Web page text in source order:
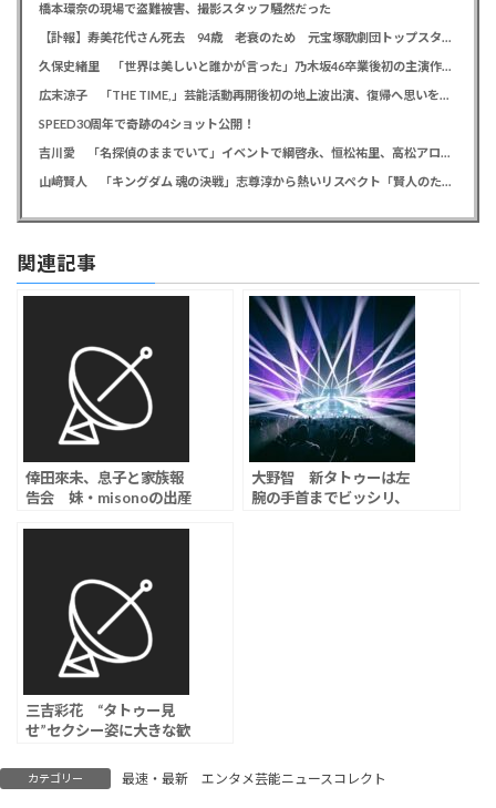
橋本環奈の現場で盗難被害、撮影スタッフ騒然だった
【訃報】寿美花代さん死去 94歳 老衰のため 元宝塚歌劇団トップスター、夫は高島忠夫さん、息子は高嶋政宏・政伸
久保史緒里 「世界は美しいと誰かが言った」乃木坂46卒業後初の主演作で母親役に「すごく貴重な経験をさせていただいた」
広末涼子 「THE TIME,」芸能活動再開後初の地上波出演、復帰へ思いを告白「自分の弱い部分だったり…」
SPEED30周年で奇跡の4ショット公開！
吉川愛 「名探偵のままでいて」イベントで綱啓永、恒松祐里、高松アロハと息ピッタリの仲良しトーク
山﨑賢人 「キングダム 魂の決戦」志尊淳から熱いリスペクト「賢人のためだったらみんな頑張る」
関連記事
倖田來未、息子と家族報
告会 妹・misonoの出産
大野智 新タトゥーは左
腕の手首までビッシリ、
三吉彩花 “タトゥー見
せ”セクシー姿に大きな歓
ンまで大胆露出
カテゴリー 最速・最新 エンタメ芸能ニュースコレクト